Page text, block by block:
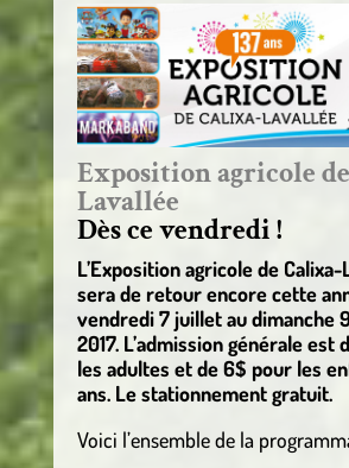
Exposition agricole
Lavallée
Dès ce vendredi !
L’Exposition agricole de
sera de retour encore cette
vendredi 7 juillet au dimanche
2017. L’admission générale est
les adultes et de 6$ pour les
ans. Le stationnement gratuit.
Voici l’ensemble de la